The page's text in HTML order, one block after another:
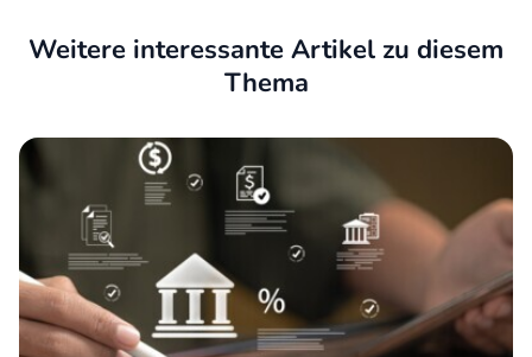
Weitere interessante Artikel zu diesem
Thema